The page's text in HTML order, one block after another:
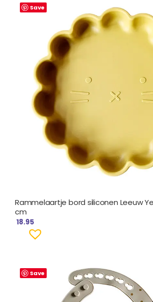
Save
Rammelaartje bord siliconen Leeuw
cm
18.95
Save